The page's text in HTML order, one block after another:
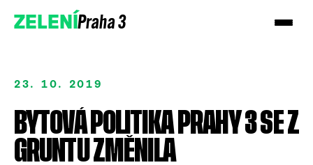
ZELENÍPraha 3
23. 10. 2019
BYTOVÁ POLITIKA PRAHY 3 SE Z
GRUNTU ZMĚNILA